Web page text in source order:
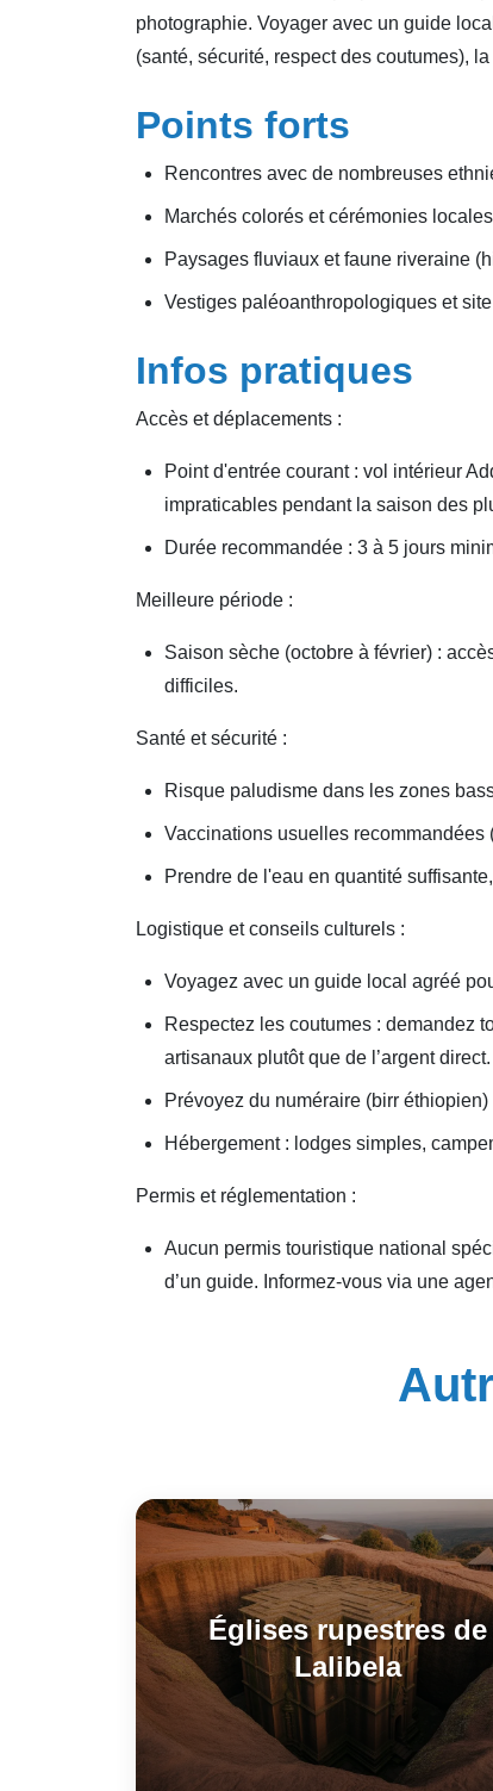
photographie. Voyager avec un guide
(santé, sécurité, respect des coutumes),
Points forts
Rencontres avec de nombreuses
Marchés colorés et cérémonies
Paysages fluviaux et faune riveraine
Vestiges paléoanthropologiques et
Infos pratiques
Accès et déplacements :
Point d'entrée courant : vol intérieur
impraticables pendant la saison des
Durée recommandée : 3 à 5 jours
Meilleure période :
Saison sèche (octobre à février) :
difficiles.
Santé et sécurité :
Risque paludisme dans les zones
Vaccinations usuelles
Prendre de l'eau en quantité
Logistique et conseils culturels :
Voyagez avec un guide local agréé
Respectez les coutumes : demandez
artisanaux plutôt que de l’argent direct.
Prévoyez du numéraire (birr
Hébergement : lodges simples,
Permis et réglementation :
Aucun permis touristique national
d’un guide. Informez-vous via une
Églises rupestres de
Lalibela